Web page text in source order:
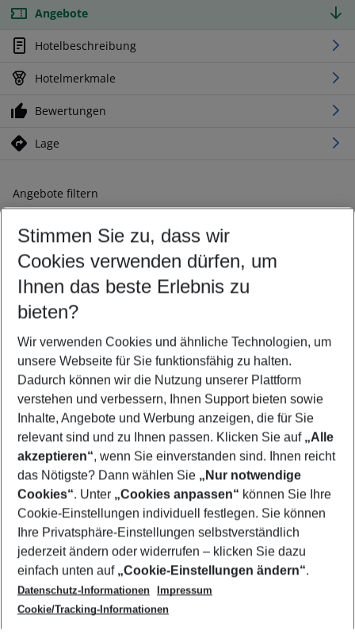
Angebote
Hotelbeschreibung
Hotelmerkmale
Bewertungen
Lage
Angebote filtern
Ändern Sie Ihre Kriterien nach Ihren Wünschen
Abflughafen wählen
Beliebiger Abflughafen
Reisezeitraum wählen
11.08.26– 09.08.27 5-8 Nächte
2 Erwachsene Keine Kinder
Mehr Filter anzeigen
Footer
Footer navigation
Über uns
AGB
Cookie-Einstellungen ändern
Cookie-Richtlinie
Datenschutz
Service & Hilfe
Barrierefreies Reisen
Check-in
Folgen Sie uns
Stimmen Sie zu, dass wir
Cookies verwenden dürfen, um
Ihnen das beste Erlebnis zu
bieten?
Wir verwenden Cookies und ähnliche Technologien, um
unsere Webseite für Sie funktionsfähig zu halten.
Dadurch können wir die Nutzung unserer Plattform
verstehen und verbessern, Ihnen Support bieten sowie
Inhalte, Angebote und Werbung anzeigen, die für Sie
relevant sind und zu Ihnen passen. Klicken Sie auf „Alle
akzeptieren“, wenn Sie einverstanden sind. Ihnen reicht
das Nötigste? Dann wählen Sie „Nur notwendige
Cookies“. Unter „Cookies anpassen“ können Sie Ihre
Cookie-Einstellungen individuell festlegen. Sie können
Ihre Privatsphäre-Einstellungen selbstverständlich
jederzeit ändern oder widerrufen – klicken Sie dazu
einfach unten auf „Cookie-Einstellungen ändern“.
Datenschutz-Informationen
Impressum
Cookie/Tracking-Informationen